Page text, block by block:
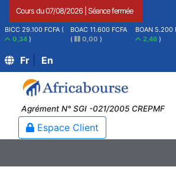
Cours du07/08/2026 Séance fermée
BICC 29.100 FCFA (
0,34 )
BOAC 11.600 FCFA
(
0,00 )
BOAN 5.200
2,46 )
Fr En
Agrément N° SGI -021/2005 CREPMF
Espace Client